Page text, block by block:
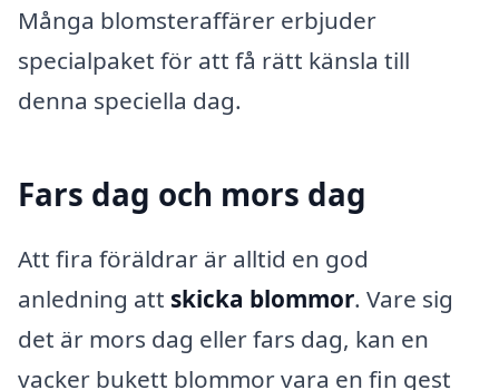
Många blomsteraffärer erbjuder
specialpaket för att få rätt känsla till
denna speciella dag.
Fars dag och mors dag
Att fira föräldrar är alltid en god
anledning att skicka blommor. Vare sig
det är mors dag eller fars dag, kan en
vacker bukett blommor vara en fin gest